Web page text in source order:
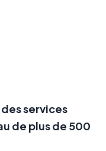
services
de plus de 500